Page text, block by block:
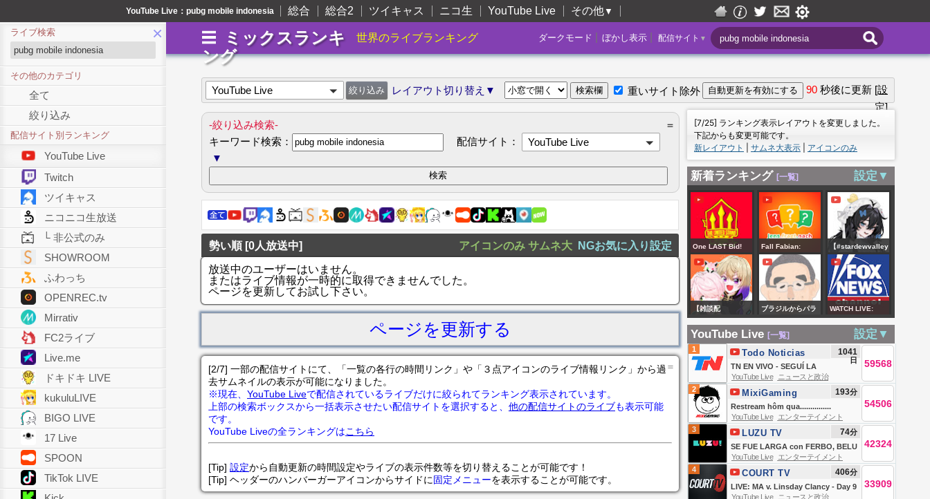
YouTube Live：pubg mobile indonesia 総合 総合2 ツイキャス ニコ生 YouTube Live その他▼
ミックスランキ
ング
世界のライブランキング 配信サイト ▼
ぼかし表示
ダークモード
×
ライブ検索
その他のカテゴリ
全て
絞り込み
配信サイト別ランキング
YouTube Live
Twitch
ツイキャス
ニコニコ生放送
└ 非公式のみ
SHOWROOM
ふわっち
OPENREC.tv
Mirrativ
FC2ライブ
Live.me
ドキドキ LIVE
kukuluLIVE
BIGO LIVE
17 Live
SPOON
TikTok LIVE
YouTube Live レイアウト切り替え▼ 重いサイト除外 90 秒後に更新 [設
定]
-絞り込み検索-
＝
キーワード検索：
配信サイト：
YouTube Live
▼
勢い順 [0人放送中] アイコンのみ サムネ大
NGお気に入り設定
放送中のユーザーはいません。
またはライブ情報が一時的に取得できませんでした。
ページを更新してお試し下さい。
ページを更新する
＝
[2/7] 一部の配信サイトにて、「一覧の各行の時間リンク」や「３点アイコンのライブ情報リンク」から過
去サムネイルの表示が可能になりました。
※現在、 YouTube Liveで配信されているライブだけに絞られてランキング表示されています。
上部の検索ボックスから一括表示させたい配信サイトを選択すると、 他の配信サイトのライブも表示可能
です。
YouTube Liveの全ランキングはこちら
[Tip] 設定から自動更新の時間設定やライブの表示件数等を切り替えることが可能です！
[Tip] ヘッダーのハンバーガーアイコンからサイドに固定メニューを表示することが可能です。
[7/25] ランキング表示レイアウトを変更しました。
下記からも変更可能です。
新レイアウト
サムネ大表示 アイコンのみ
新着ランキング [一覧] 設定▼
One LAST Bid!
Scott, Kone,
Rashford LATEST!
Man Utd Transfer
News
Fall Fabian:
Mordprozess Tag
21 - Fabians Oma
sagt aus | Q & A
【#stardewvalley
】土曜日！チル！
まったり朝活ソロ
農業🫧🐥6年目冬⛄
【泡喰はわこ/迷電
ワークス/ビバップ
高校】
【雑談配
信/FreeTalk】晩酌
ぴぴ【御子柴守斗 #
個人勢vtuber】
ブラジルからパラ
グアイ、アルゼン
チン、お盆巡回、
番外編￼2
WATCH LIVE:
Trump
participates in an
American Mining
Roundtable
YouTube Live [一覧] 設定▼
1
TN EN VIVO - SEGUÍ LA
TRANSMISIÓN EN VIVO DE TODO
NOTICIAS
Todo Noticias 1041
日 59568
YouTube Live
ニュースと政治
2
Restream hôm qua...............
MixiGaming 193分
54506
YouTube Live
エンターテイメント
3
SE FUE LARGA con FERBO, BELU
NEGRI, DOMI FAENA Y TEO D
´ELIA | EN VIVO
LUZU TV 74分
42324
YouTube Live
エンターテイメント
4
LIVE: MA v. Linsday Clancy - Day 9
COURT TV 406分
33909
YouTube Live
ニュースと政治